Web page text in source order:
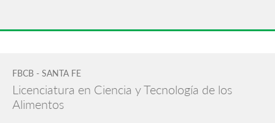
FBCB - SANTA FE
Licenciatura en Ciencia y Tecnología de los
Alimentos